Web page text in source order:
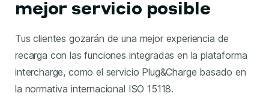
mejor servicio posible
Tus clientes gozarán de una mejor experiencia de
recarga con las funciones integradas en la plataforma
intercharge, como el servicio Plug&Charge basado en
la normativa internacional ISO 15118.